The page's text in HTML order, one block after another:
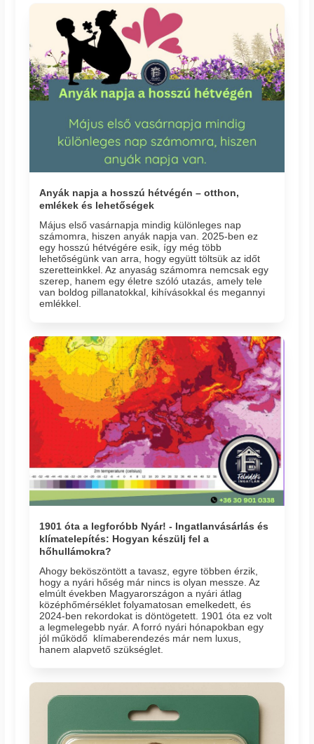
Anyák napja a hosszú hétvégén – otthon,
emlékek és lehetőségek
Május első vasárnapja mindig különleges nap
számomra, hiszen anyák napja van. 2025-ben ez
egy hosszú hétvégére esik, így még több
lehetőségünk van arra, hogy együtt töltsük az időt
szeretteinkkel. Az anyaság számomra nemcsak egy
szerep, hanem egy életre szóló utazás, amely tele
van boldog pillanatokkal, kihívásokkal és megannyi
emlékkel.
1901 óta a legforóbb Nyár! - Ingatlanvásárlás és
klímatelepítés: Hogyan készülj fel a
hőhullámokra?
Ahogy beköszöntött a tavasz, egyre többen érzik,
hogy a nyári hőség már nincs is olyan messze. Az
elmúlt években Magyarországon a nyári átlag
középhőmérséklet folyamatosan emelkedett, és
2024-ben rekordokat is döntögetett. 1901 óta ez volt
a legmelegebb nyár. A forró nyári hónapokban egy
jól működő klímaberendezés már nem luxus,
hanem alapvető szükséglet.